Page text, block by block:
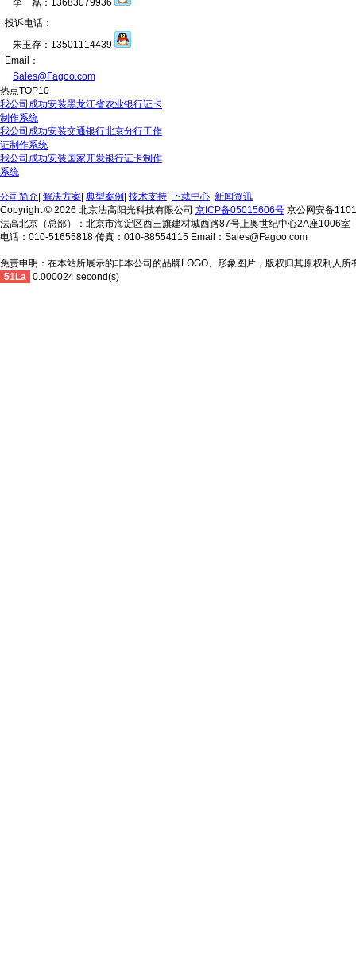
李 磊：13683079936
投诉电话：
朱玉存：13501114439
Email：
Sales@Fagoo.com
热点TOP10
我公司成功安装黑龙江省农业银行证卡
制作系统
我公司成功安装交通银行北京分行工作
证制作系统
我公司成功安装国家开发银行证卡制作
系统
公司简介 解决方案 典型案例 技术支持 下载中心 新闻资讯
Copyright © 2026 北京法高阳光科技有限公司 京ICP备05015606号 京公网安备
法高北京（总部）：北京市海淀区西三旗建材城西路87号上奥世纪中心2A座1006室
电话：010-51655818 传真：010-88554115 Email：Sales@Fagoo.com
免责申明：在本站所展示的非本公司的品牌LOGO、形象图片，版权归其原权利人所
51La 0.000024 second(s)